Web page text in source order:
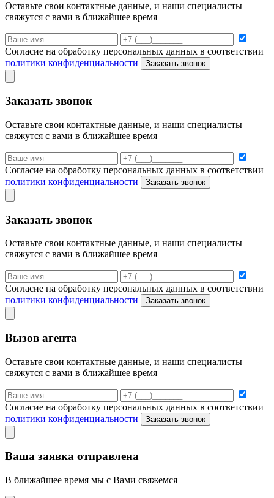
Оставьте свои контактные данные, и наши специалисты
свяжутся с вами в ближайшее время
Согласие на обработку персональных данных в соответствии
политики конфиденциальности
Заказать звонок
Заказать звонок
Оставьте свои контактные данные, и наши специалисты
свяжутся с вами в ближайшее время
Согласие на обработку персональных данных в соответствии
политики конфиденциальности
Заказать звонок
Заказать звонок
Оставьте свои контактные данные, и наши специалисты
свяжутся с вами в ближайшее время
Согласие на обработку персональных данных в соответствии
политики конфиденциальности
Заказать звонок
Вызов агента
Оставьте свои контактные данные, и наши специалисты
свяжутся с вами в ближайшее время
Согласие на обработку персональных данных в соответствии
политики конфиденциальности
Заказать звонок
Ваша заявка отправлена
В ближайшее время мы с Вами свяжемся